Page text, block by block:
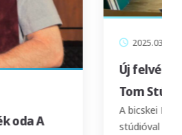
helyszínnel bővült a Tom-
Lajtha Házzal együttműködve új
rendezvényhelyszínnel bővítettük a